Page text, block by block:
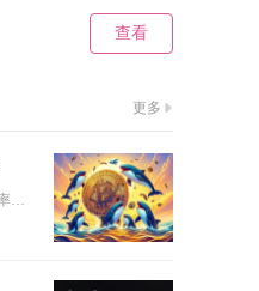
查看
更多
综合交易流动性、资金安全、交易费率、操作适配性多维度对比，普...